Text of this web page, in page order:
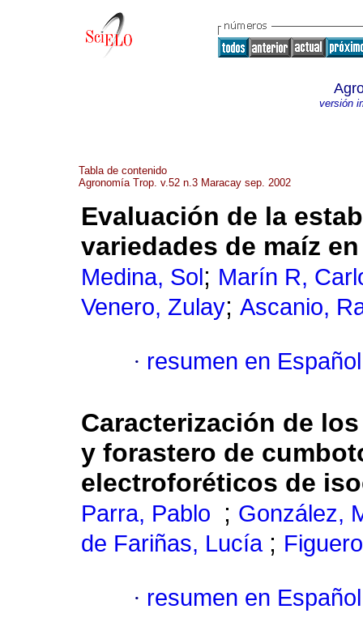
versión
Tabla de contenido
Agronomía Trop. v.52 n.3 Maracay sep. 2002
Evaluación de la
variedades de maíz
Medina, Sol ; Marín R,
Venero, Zulay; Ascanio,
· resumen en Español
Caracterización de
y forastero de
electroforéticos de
Parra, Pablo ; González,
de Fariñas, Lucía ;
· resumen en Español